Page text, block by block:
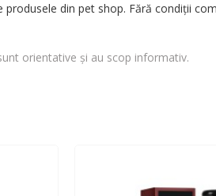
orientative și au scop informativ.
produsele din pet shop. Fără condiții